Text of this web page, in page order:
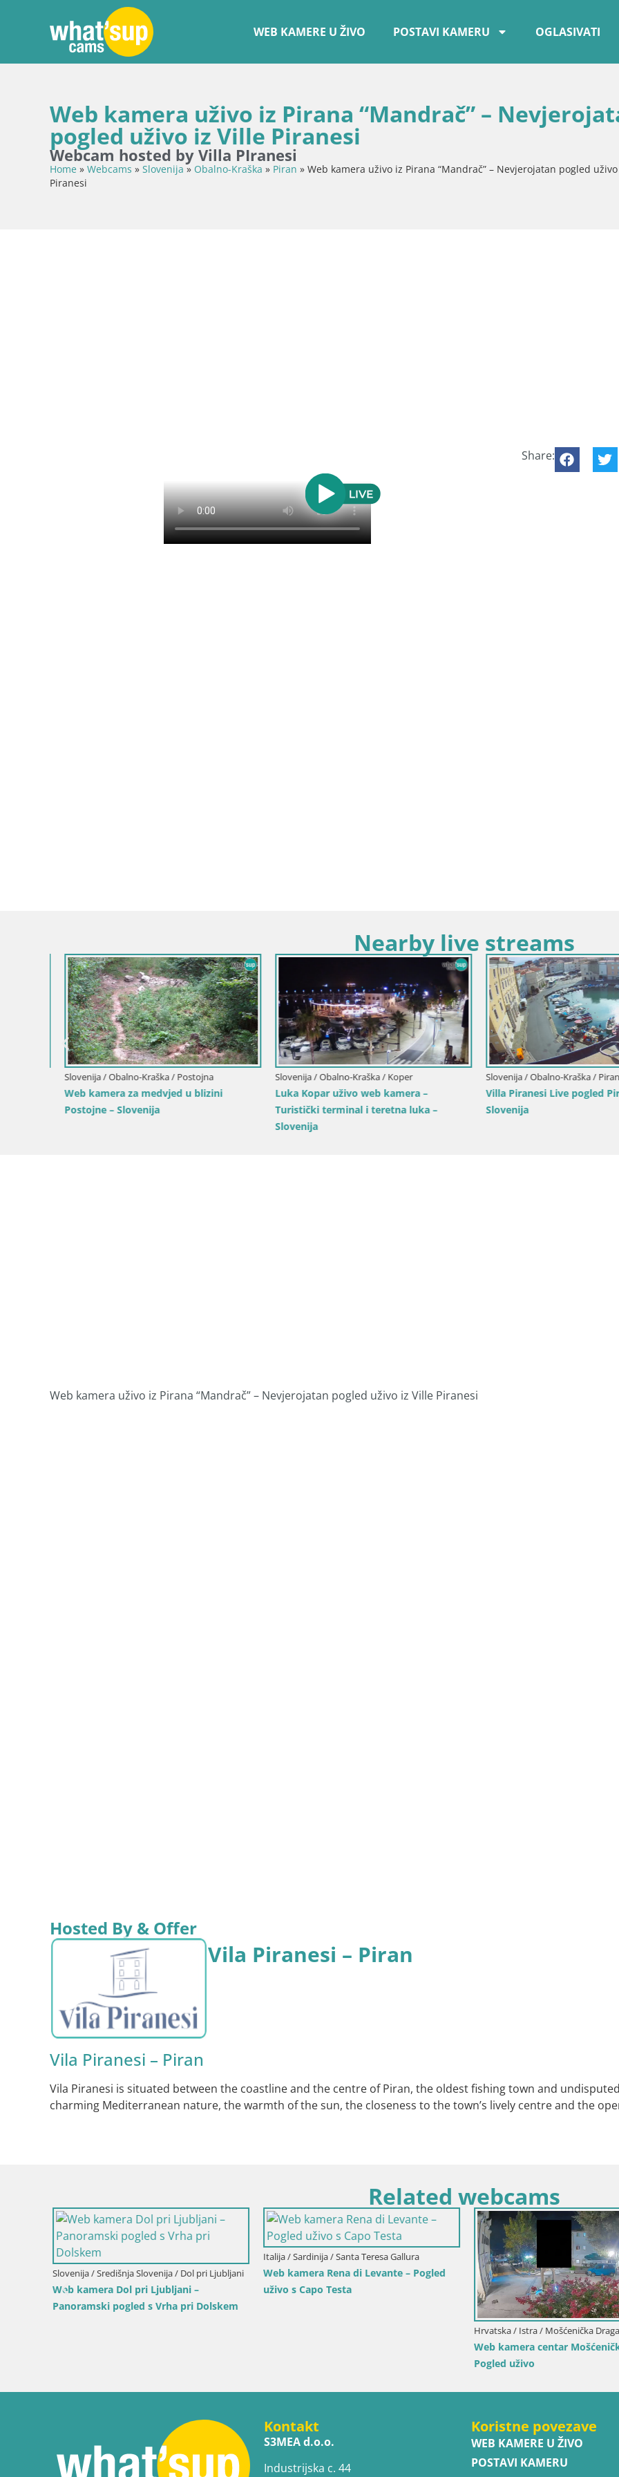
WEB KAMERE U ŽIVO POSTAVI KAMERU OGLASIVATI
Web kamera uživo iz Pirana “Mandrač” –
pogled uživo iz Ville Piranesi
Webcam hosted by Villa PIranesi
Home » Webcams » Slovenija» Obalno-Kraška » Piran » Web kamera uživo iz Pirana “Mandrač” – Nevjerojatan pogled
Piranesi
Share:
Nearby live streams
Slovenija / Obalno-Kraška / Koper
Luka Kopar uživo web kamera –
Turistički terminal i teretna luka –
Slovenija / Obalno-Kraška / Piran
Villa Piranesi Live pogled Piran –
Slovenija
Slovenija / Obalno-Kraška / Koper
Web kamera uživo Koper –
pogled na grad i luku – Slovenija
Web kamera uživo iz Pirana “Mandrač” – Nevjerojatan pogled uživo iz Ville Piranesi
Hosted By & Offer
Vila Piranesi – Piran
Vila Piranesi – Piran
Vila Piranesi is situated between the coastline and the centre of Piran, the oldest fishing town and
charming Mediterranean nature, the warmth of the sun, the closeness to the town’s lively centre and the
Related webcams
Hrvatska / Ličko-Senjska / Senj
Kamera uživo Senj – Park
Velebitski kanal
Kontakt
S3MEA d.o.o.
Industrijska c. 44
Koristne povezave
WEB KAMERE U ŽIVO
POSTAVI KAMERU